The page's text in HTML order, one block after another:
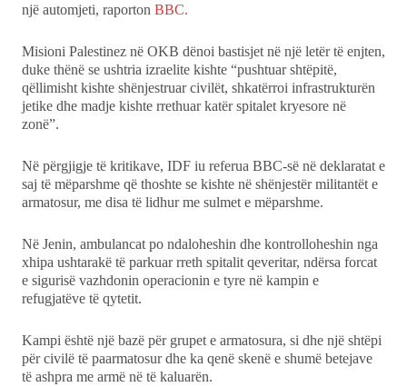
një automjeti, raporton BBC.
Misioni Palestinez në OKB dënoi bastisjet në një letër të enjten,
duke thënë se ushtria izraelite kishte “pushtuar shtëpitë,
qëllimisht kishte shënjestruar civilët, shkatërroi infrastrukturën
jetike dhe madje kishte rrethuar katër spitalet kryesore në
zonë”.
Në përgjigje të kritikave, IDF iu referua BBC-së në deklaratat e
saj të mëparshme që thoshte se kishte në shënjestër militantët e
armatosur, me disa të lidhur me sulmet e mëparshme.
Në Jenin, ambulancat po ndaloheshin dhe kontrolloheshin nga
xhipa ushtarakë të parkuar rreth spitalit qeveritar, ndërsa forcat
e sigurisë vazhdonin operacionin e tyre në kampin e
refugjatëve të qytetit.
Kampi është një bazë për grupet e armatosura, si dhe një shtëpi
për civilë të paarmatosur dhe ka qenë skenë e shumë betejave
të ashpra me armë në të kaluarën.